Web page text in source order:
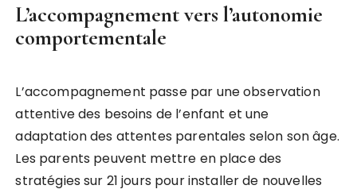
L’accompagnement vers l’autonomie
comportementale
L’accompagnement passe par une observation
attentive des besoins de l’enfant et une
adaptation des attentes parentales selon son âge.
Les parents peuvent mettre en place des
stratégies sur 21 jours pour installer de nouvelles